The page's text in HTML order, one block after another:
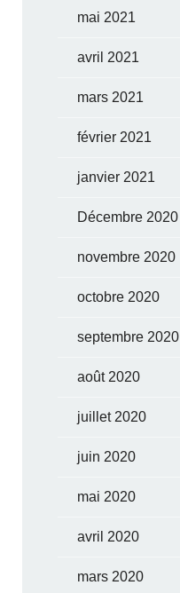
mai 2021
avril 2021
mars 2021
février 2021
janvier 2021
Décembre 2020
novembre 2020
octobre 2020
septembre 2020
août 2020
juillet 2020
juin 2020
mai 2020
avril 2020
mars 2020